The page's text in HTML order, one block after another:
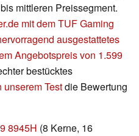
mittleren Preissegment.
mit dem TUF Gaming
ausgestattetes
Angebotspreis von 1.599
bestücktes
Testdie Bewertung
8945H (8 Kerne, 16